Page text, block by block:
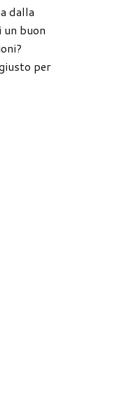
dalla
un buon
per